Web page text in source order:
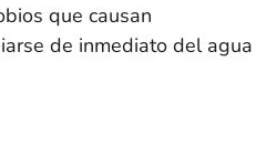
que causan
de inmediato del agua